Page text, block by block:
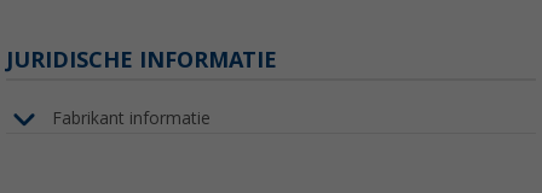
JURIDISCHE INFORMATIE
Fabrikant informatie